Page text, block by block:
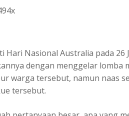
Hari Nasional Australia pada 26
dengan menggelar lomba
warga tersebut, namun naas
tersebut.